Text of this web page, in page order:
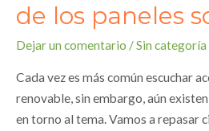
de los paneles
Dejar un comentario /Sin categoría
Cada vez es más común escuchar
renovable, sin embargo, aún
en torno al tema. Vamos a repasar